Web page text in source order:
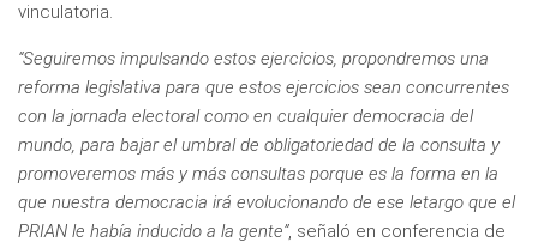
vinculatoria.
“Seguiremos impulsando estos ejercicios, propondremos una
reforma legislativa para que estos ejercicios sean concurrentes
con la jornada electoral como en cualquier democracia del
mundo, para bajar el umbral de obligatoriedad de la consulta y
promoveremos más y más consultas porque es la forma en la
que nuestra democracia irá evolucionando de ese letargo que el
PRIAN le había inducido a la gente”, señaló en conferencia de